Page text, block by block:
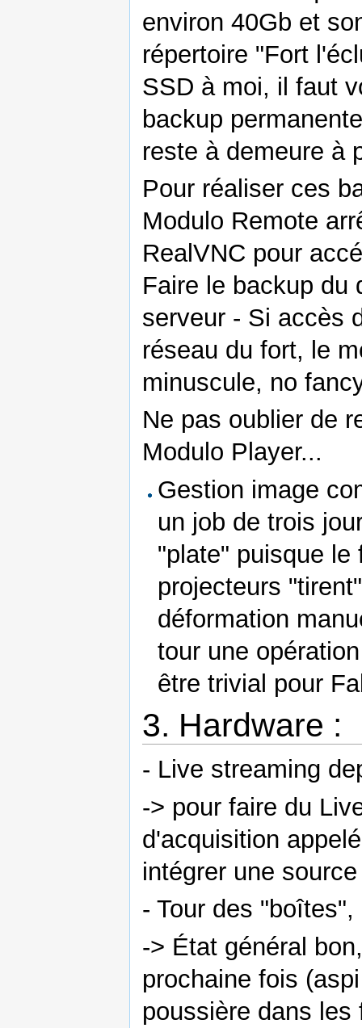
environ 40Gb et
répertoire "Fort
SSD à moi, il faut
backup
reste à demeure à
Pour réaliser ces
Modulo Remote
RealVNC pour
Faire le backup du
serveur - Si accès
réseau du fort, le
minuscule, no
Ne pas oublier de
Modulo Player...
Gestion image
un job de trois
"plate" puisque le
projecteurs
déformation
tour une
être trivial pour
3. Hardware :
- Live streaming
-> pour faire du
d'acquisition
intégrer une
- Tour des
-> État général
prochaine fois
poussière dans